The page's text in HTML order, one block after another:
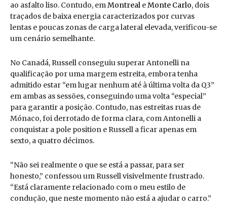
ao asfalto liso. Contudo, emMontreal eMonte Carlo, dois
traçados de baixa energia caracterizados por curvas
lentas e poucas zonas de carga lateral elevada, verificou-se
um cenário semelhante.
No Canadá, Russell conseguiu superar Antonelli na
qualificação por uma margem estreita, embora tenha
admitido estar “em lugar nenhum até à última volta da Q3”
em ambas as sessões, conseguindo uma volta “especial”
para garantir a posição. Contudo, nas estreitas ruas de
Mónaco, foi derrotado de forma clara, com Antonelli a
conquistar a pole position e Russell a ficar apenas em
sexto, a quatro décimos.
“Não sei realmente o que se está a passar, para ser
honesto,” confessou um Russell visivelmente frustrado.
“Está claramente relacionado com o meu estilo de
condução, que neste momento não está a ajudar o carro.”